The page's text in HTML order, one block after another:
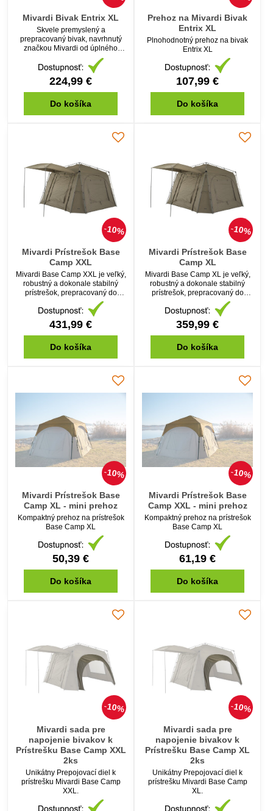
Mivardi Bivak Entrix XL
Skvele premyslený a
prepracovaný bivak, navrhnutý
značkou Mivardi od úplného
základu s cieľom splniť na prvý
pohľad nezlučiteľné požiadavky
väčšiny rybárov na ideálny bivak
strednej triedy.
224,99 €
Do košíka
Prehoz na Mivardi Bivak
Entrix XL
Plnohodnotný prehoz na bivak
Entrix XL
107,99 €
Do košíka
10%
Mivardi Prístrešok Base
Camp XXL
Mivardi Base Camp XXL je veľký,
robustný a dokonale stabilný
prístrešok, prepracovaný do
posledného detailu, ktorý je
zároveň možné jednoducho a
rýchlo postaviť.
431,99 €
Do košíka
10%
Mivardi Prístrešok Base
Camp XL
Mivardi Base Camp XL je veľký,
robustný a dokonale stabilný
prístrešok, prepracovaný do
posledného detailu, ktorý je
zároveň možné jednoducho a
rýchlo postaviť.
359,99 €
Do košíka
10%
Mivardi Prístrešok Base
Camp XL - mini prehoz
Kompaktný prehoz na prístrešok
Base Camp XL
50,39 €
Do košíka
10%
Mivardi Prístrešok Base
Camp XXL - mini prehoz
Kompaktný prehoz na prístrešok
Base Camp XL
61,19 €
Do košíka
10%
Mivardi sada pre
napojenie bivakov k
Prístrešku Base Camp XXL
2ks
Unikátny Prepojovací diel k
prístrešku Mivardi Base Camp
XXL.
10%
Mivardi sada pre
napojenie bivakov k
Prístrešku Base Camp XL
2ks
Unikátny Prepojovací diel k
prístrešku Mivardi Base Camp
XL.